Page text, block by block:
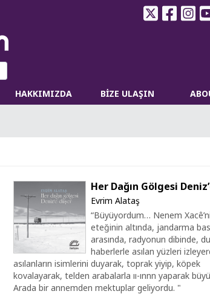
HAKKIMIZDA BİZE ULAŞIN
Her Dağın Gölgesi
Evrim Alataş
“Büyüyordum… Nenem
eteğinin altında, jandarma
arasında, radyonun dibinde,
haberlerle asılan yüzleri
asılanların isimlerini duyarak, toprak yiyip, köpek
kovalayarak, telden arabalarla ıı-ınnn yaparak
Arada bir annemden mektuplar geliyordu. "